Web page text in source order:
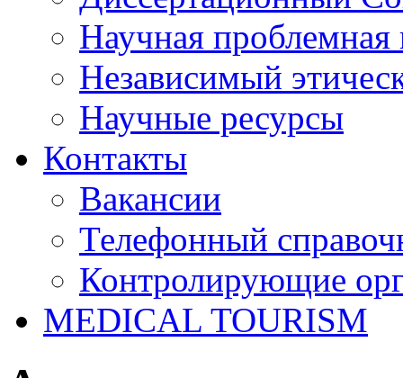
Научная проблемная
Независимый
Научные ресурсы
Контакты
Вакансии
Телефонный
Контролирующие
MEDICAL TOURISM